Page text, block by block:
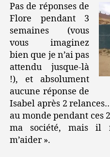
Pas de réponses de
Flore pendant 3
semaines (vous
vous imaginez
bien que je n’ai pas
attendu jusque-là
!), et absolument
aucune réponse de
Isabel après 2
au monde pendant ces
ma société, mais il
m’aider ».